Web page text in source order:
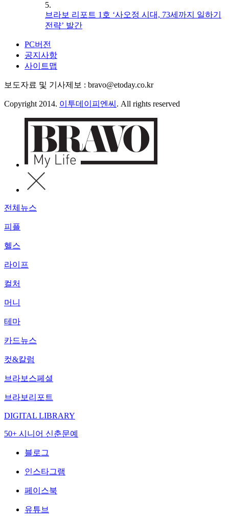
5.
브라보 리포트 1호 ‘사오정 시대, 73세까지 일하기
전략’ 발간
PC버전
공지사항
사이트맵
보도자료 및 기사제보 : bravo@etoday.co.kr
Copyright 2014. 이투데이피엔씨 . All rights reserved
전체뉴스
피플
헬스
라이프
컬처
머니
테마
카드뉴스
컷&칼럼
브라보스페셜
브라보리포트
DIGITAL LIBRARY
50+ 시니어 신춘문예
블로그
인스타그램
페이스북
유튜브